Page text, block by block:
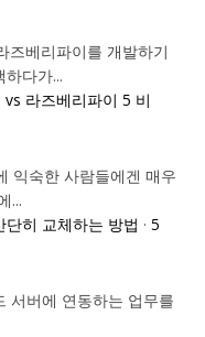
즈베리파이를 개발하기
다가...
라즈베리파이 5 비
익숙한 사람들에겐 매우
...
히 교체하는 방법 · 5
서버에 연동하는 업무를